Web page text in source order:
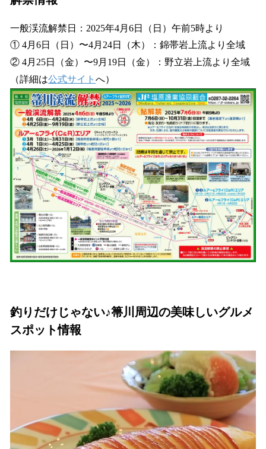
一般渓流解禁日：2025年4月6日（日）午前5時より
① 4月6日（日）〜4月24日（木）：錦帯岩上流より全域
② 4月25日（金）〜9月19日（金）：野立岩上流より全域
（詳細は公式サイト へ）
釣りだけじゃない♪箒川周辺の美味しいグルメ
スポット情報